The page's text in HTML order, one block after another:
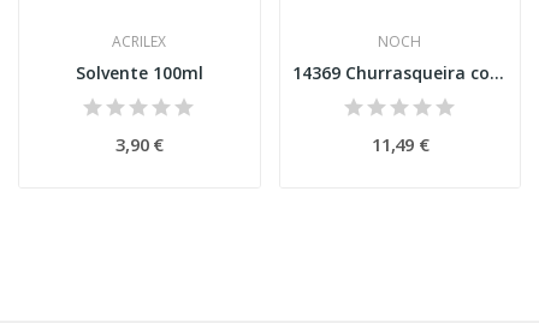
ACRILEX
Solvente 100ml
3,90 €
NOCH
14369 Churrasqueira com Baloiços
11,49 €